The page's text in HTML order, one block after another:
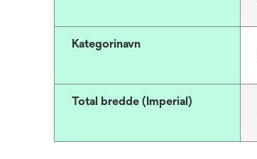
Kategorinavn
Total bredde (Imperial)